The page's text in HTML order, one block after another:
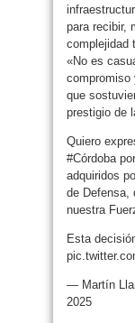
para recibir,
complejidad
«No es
compromiso
que
prestigio de
Quiero
#Córdoba
adquiridos
de Defensa,
nuestra
Esta
— Martín
2025